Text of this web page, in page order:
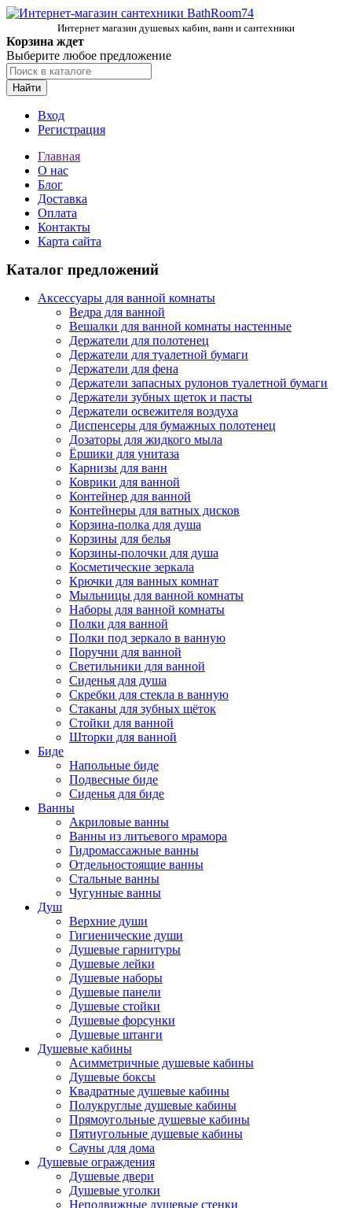
Интернет магазин душевых кабин, ванн и сантехники
Корзина ждет
Выберите любое предложение
Найти
Вход
Регистрация
Главная
О нас
Блог
Доставка
Оплата
Контакты
Карта сайта
Каталог предложений
Аксессуары для ванной комнаты
Ведра для ванной
Вешалки для ванной комнаты настенные
Держатели для полотенец
Держатели для туалетной бумаги
Держатели для фена
Держатели запасных рулонов туалетной бумаги
Держатели зубных щеток и пасты
Держатели освежителя воздуха
Диспенсеры для бумажных полотенец
Дозаторы для жидкого мыла
Ёршики для унитаза
Карнизы для ванн
Коврики для ванной
Контейнер для ванной
Контейнеры для ватных дисков
Корзина-полка для душа
Корзины для белья
Корзины-полочки для душа
Косметические зеркала
Крючки для ванных комнат
Мыльницы для ванной комнаты
Наборы для ванной комнаты
Полки для ванной
Полки под зеркало в ванную
Поручни для ванной
Светильники для ванной
Сиденья для душа
Скребки для стекла в ванную
Стаканы для зубных щёток
Стойки для ванной
Шторки для ванной
Биде
Напольные биде
Подвесные биде
Сиденья для биде
Ванны
Акриловые ванны
Ванны из литьевого мрамора
Гидромассажные ванны
Отдельностоящие ванны
Стальные ванны
Чугунные ванны
Душ
Верхние души
Гигиенические души
Душевые гарнитуры
Душевые лейки
Душевые наборы
Душевые панели
Душевые стойки
Душевые форсунки
Душевые штанги
Душевые кабины
Асимметричные душевые кабины
Душевые боксы
Квадратные душевые кабины
Полукруглые душевые кабины
Прямоугольные душевые кабины
Пятиугольные душевые кабины
Сауны для дома
Душевые ограждения
Душевые двери
Душевые уголки
Неподвижные душевые стенки